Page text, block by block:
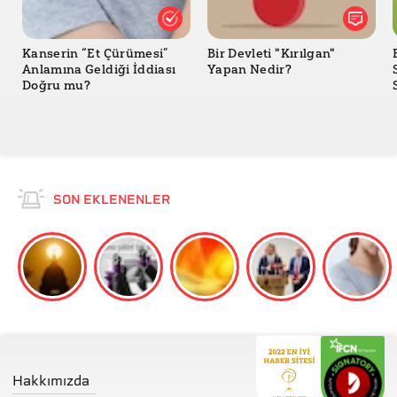
Kanserin “Et Çürümesi”
Anlamına Geldiği İddiası
Doğru mu?
Bir Devleti "Kırılgan"
Yapan Nedir?
SON EKLENENLER
Hakkımızda